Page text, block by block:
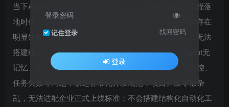
当下AI应用已经从简单的对话娱乐，全面迈入企业级工程落
地时代。绝大多数开发者、AI从业者、企业技术人员都存在
明显短板：只会调用现成模型，不懂AI工程迭代范式，无法
搭建稳定、可控、可迭代的智能体架构；搭建的AI Agent无
记忆、无约束、执行混乱，极易出现逻辑漏洞、输出失控、
任务失效等问题；缺乏标准化开发规范，项目开发零散杂
乱，无法适配企业正式上线标准；不会搭建结构化自动化工
登录密码
记住登录 找回密码
登录